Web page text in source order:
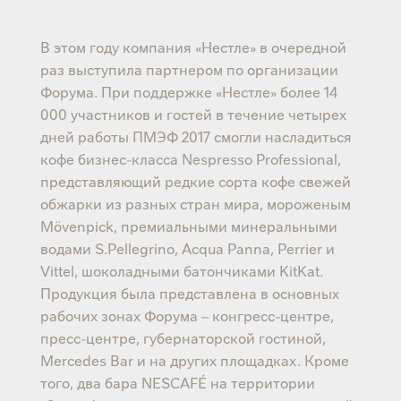
В этом году компания «Нестле» в очередной
раз выступила партнером по организации
Форума. При поддержке «Нестле» более 14
000 участников и гостей в течение четырех
дней работы ПМЭФ 2017 смогли насладиться
кофе бизнес-класса Nespresso Professional,
представляющий редкие сорта кофе свежей
обжарки из разных стран мира, мороженым
Mövenpick, премиальными минеральными
водами S.Pellegrino, Acqua Panna, Perrier и
Vittel, шоколадными батончиками KitKat.
Продукция была представлена в основных
рабочих зонах Форума – конгресс-центре,
пресс-центре, губернаторской гостиной,
Mercedes Bar и на других площадках. Кроме
того, два бара NESCAFÉ на территории